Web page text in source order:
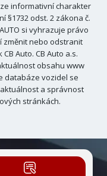
informativní charakter
§1732 odst. 2 zákona č.
si vyhrazuje právo
nebo odstranit
Auto. CB Auto a.s.
obsahu www
databáze vozidel se
a správnost
stránkách.